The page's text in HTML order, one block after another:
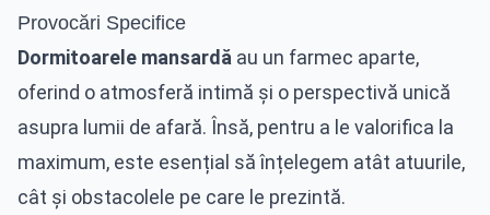
Provocări Specifice
Dormitoarele mansardă au un farmec aparte,
oferind o atmosferă intimă și o perspectivă unică
asupra lumii de afară. Însă, pentru a le valorifica la
maximum, este esențial să înțelegem atât atuurile,
cât și obstacolele pe care le prezintă.